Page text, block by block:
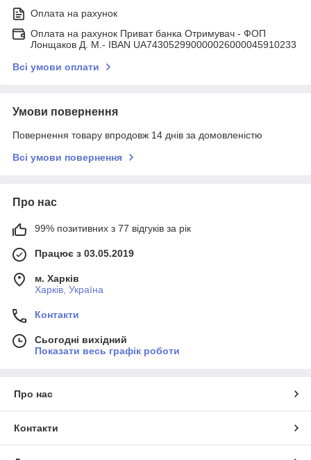
Оплата на рахунок
Оплата на рахунок Приват банка Отримувач - ФОП
Лонщаков Д. М.- IBAN UA743052990000026000045910233
Всі умови оплати
Умови повернення
Повернення товару впродовж 14 днів за домовленістю
Всі умови повернення
Про нас
99% позитивних з 77 відгуків за рік
Працює з 03.05.2019
м. Харків
Харків, Україна
Контакти
Сьогодні вихідний
Показати весь графік роботи
Про нас
Контакти